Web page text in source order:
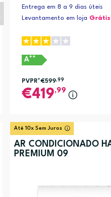
Entrega em 8 a 9 dias úteis
Levantamento em loja
A++
PVPR*€599,99
419,99
Até 10x Sem Juros
AR CONDICIONADO
PREMIUM 09